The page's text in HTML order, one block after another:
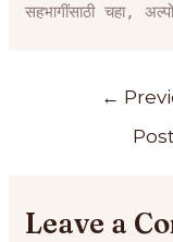
सहभागींसाठी चहा,
←
Post
Leave a